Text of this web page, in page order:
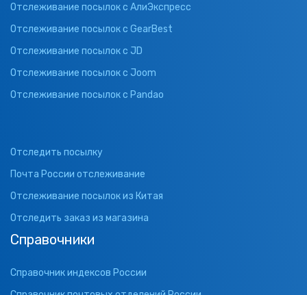
Отслеживание посылок с АлиЭкспресс
Отслеживание посылок с GearBest
Отслеживание посылок с JD
Отслеживание посылок с Joom
Отслеживание посылок с Pandao
Отследить посылку
Почта России отслеживание
Отслеживание посылок из Китая
Отследить заказ из магазина
Справочники
Справочник индексов России